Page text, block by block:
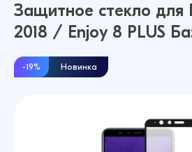
Защитное стекло для
2018 / Enjoy 8 PLUS
-19% Новинка